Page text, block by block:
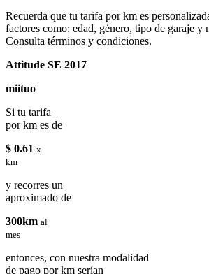
Recuerda que tu tarifa por km es
factores como: edad, género, tipo de garaje y
Consulta términos y condiciones.
Attitude SE 2017
miituo
Si tu tarifa
por km es de
$ 0.61 x
km
y recorres un
aproximado de
300km al
mes
entonces, con nuestra modalidad
de pago por km serían